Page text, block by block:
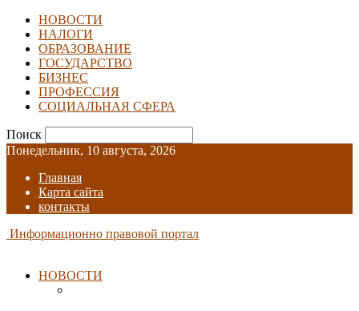
НОВОСТИ
НАЛОГИ
ОБРАЗОВАНИЕ
ГОСУДАРСТВО
БИЗНЕС
ПРОФЕССИЯ
СОЦИАЛЬНАЯ СФЕРА
Поиск
Понедельник, 10 августа, 2026
Главная
Карта сайта
контакты
Информационно правовой портал
НОВОСТИ